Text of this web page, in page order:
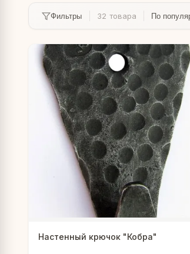
Фильтры 32 товара
сахарница
кофейник
Настенный крючок "Кобра"